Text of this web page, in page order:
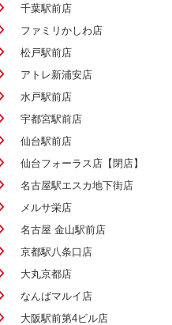
千葉駅前店
ファミリかしわ店
松戸駅前店
アトレ新浦安店
水戸駅前店
宇都宮駅前店
仙台駅前店
仙台フォーラス店【閉店】
名古屋駅エスカ地下街店
メルサ栄店
名古屋 金山駅前店
京都駅八条口店
大丸京都店
なんばマルイ店
大阪駅前第4ビル店